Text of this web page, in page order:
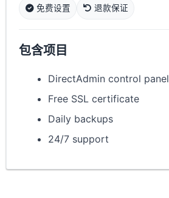
免费设置 退款保证
包含项目
DirectAdmin control panel
Free SSL certificate
Daily backups
24/7 support